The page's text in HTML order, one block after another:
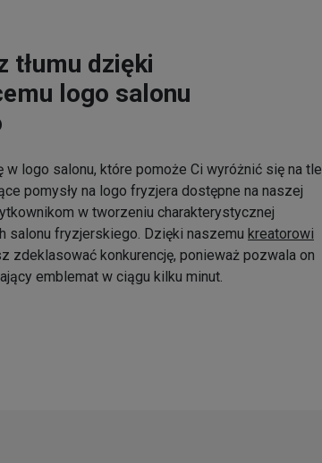
tłumu dzięki
logo salonu
w logo salonu, które pomoże Ci wyróżnić się na tle
pomysły na logo fryzjera dostępne na naszej
w tworzeniu charakterystycznej
salonu fryzjerskiego. Dzięki naszemu kreatorowi
zdeklasować konkurencję, ponieważ pozwala on
emblemat w ciągu kilku minut.